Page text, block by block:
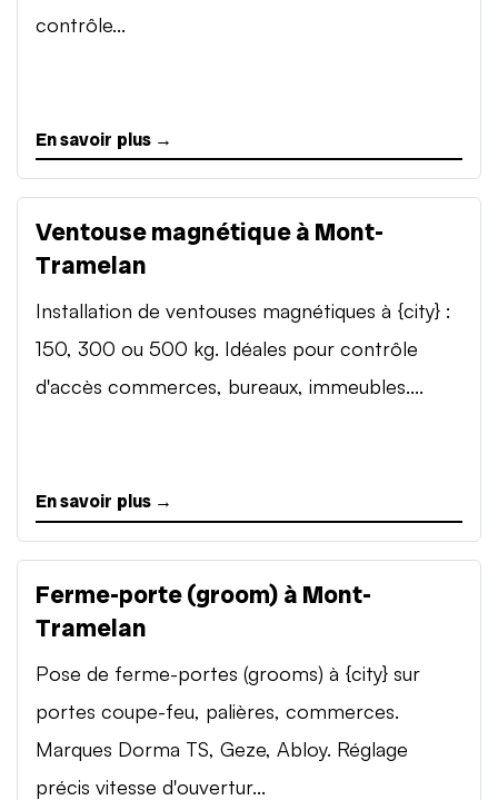
contrôle...
En savoir plus →
Ventouse magnétique à Mont-
Tramelan
Installation de ventouses magnétiques à {city} :
150, 300 ou 500 kg. Idéales pour contrôle
d'accès commerces, bureaux, immeubles....
En savoir plus →
Ferme-porte (groom) à Mont-
Tramelan
Pose de ferme-portes (grooms) à {city} sur
portes coupe-feu, palières, commerces.
Marques Dorma TS, Geze, Abloy. Réglage
précis vitesse d'ouvertur...